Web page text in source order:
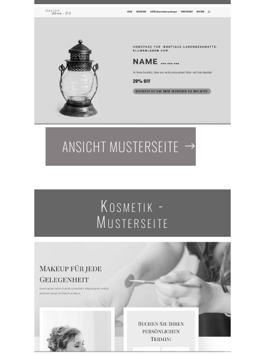
ANSICHT MUSTERSEITE
Kosmetik -
Musterseite